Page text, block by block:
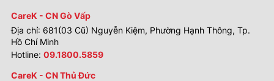
CareK - CN Gò Vấp
Địa chỉ: 681(03 Cũ) Nguyễn Kiệm, Phường Hạnh Thông, Tp.
Hồ Chí Minh
Hotline: 09.1800.5859
CareK - CN Thủ Đức